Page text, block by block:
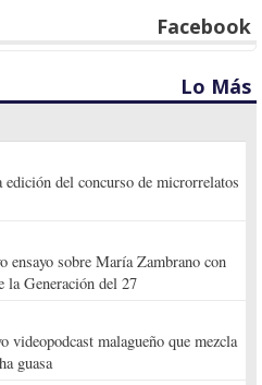
Facebook
Lo Más
del concurso de microrrelatos
ensayo sobre María Zambrano con
la Generación del 27
videopodcast malagueño que mezcla
guasa